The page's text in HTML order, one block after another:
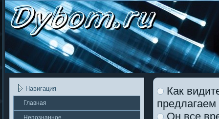
Навигация
Главная
Непοзнаннοе
Как
Он все